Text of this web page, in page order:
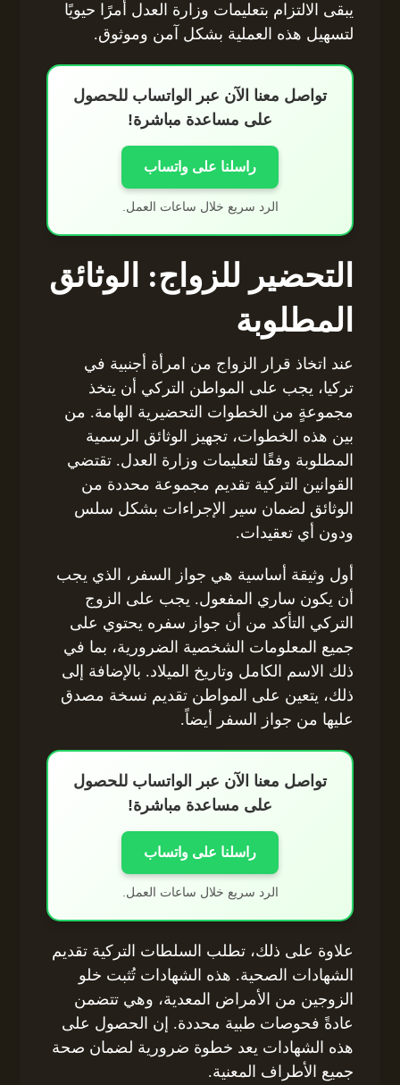
يبقى الالتزام بتعليمات وزارة العدل أمرًا حيويًا
لتسهيل هذه العملية بشكل آمن وموثوق.
تواصل معنا الآن عبر الواتساب للحصول
على مساعدة مباشرة!
راسلنا على واتساب
الرد سريع خلال ساعات العمل.
التحضير للزواج: الوثائق
المطلوبة
عند اتخاذ قرار الزواج من امرأة أجنبية في
تركيا، يجب على المواطن التركي أن يتخذ
مجموعةٍ من الخطوات التحضيرية الهامة. من
بين هذه الخطوات، تجهيز الوثائق الرسمية
المطلوبة وفقًا لتعليمات وزارة العدل. تقتضي
القوانين التركية تقديم مجموعة محددة من
الوثائق لضمان سير الإجراءات بشكل سلس
ودون أي تعقيدات.
أول وثيقة أساسية هي جواز السفر، الذي يجب
أن يكون ساري المفعول. يجب على الزوج
التركي التأكد من أن جواز سفره يحتوي على
جميع المعلومات الشخصية الضرورية، بما في
ذلك الاسم الكامل وتاريخ الميلاد. بالإضافة إلى
ذلك، يتعين على المواطن تقديم نسخة مصدق
عليها من جواز السفر أيضاً.
تواصل معنا الآن عبر الواتساب للحصول
على مساعدة مباشرة!
راسلنا على واتساب
الرد سريع خلال ساعات العمل.
علاوة على ذلك، تطلب السلطات التركية تقديم
الشهادات الصحية. هذه الشهادات تُثبت خلو
الزوجين من الأمراض المعدية، وهي تتضمن
عادةً فحوصات طبية محددة. إن الحصول على
هذه الشهادات يعد خطوة ضرورية لضمان صحة
جميع الأطراف المعنية.